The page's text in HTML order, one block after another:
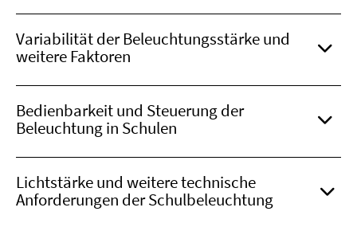
Variabilität der Beleuchtungsstärke und
weitere Faktoren
Bedienbarkeit und Steuerung der
Beleuchtung in Schulen
Lichtstärke und weitere technische
Anforderungen der Schulbeleuchtung